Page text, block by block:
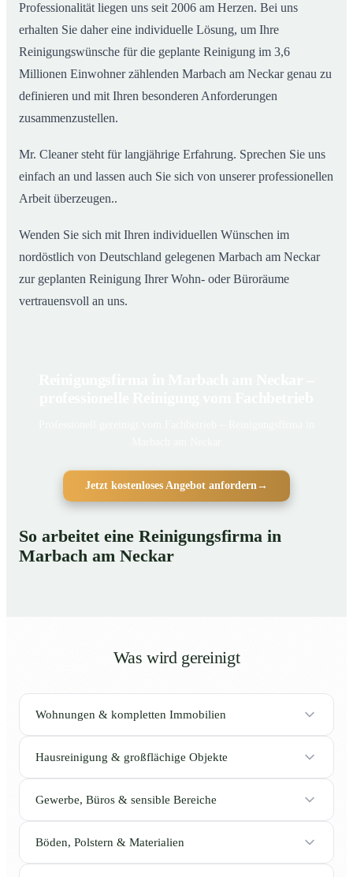
Professionalität liegen uns seit 2006 am Herzen. Bei uns
erhalten Sie daher eine individuelle Lösung, um Ihre
Reinigungswünsche für die geplante Reinigung im 3,6
Millionen Einwohner zählenden Marbach am Neckar genau zu
definieren und mit Ihren besonderen Anforderungen
zusammenzustellen.
Mr. Cleaner steht für langjährige Erfahrung. Sprechen Sie uns
einfach an und lassen auch Sie sich von unserer professionellen
Arbeit überzeugen..
Wenden Sie sich mit Ihren individuellen Wünschen im
nordöstlich von Deutschland gelegenen Marbach am Neckar
zur geplanten Reinigung Ihrer Wohn- oder Büroräume
vertrauensvoll an uns.
Jetzt kostenloses Angebot anfordern→
So arbeitet eine Reinigungsfirma in
Marbach am Neckar
Was wird gereinigt
Wohnungen & kompletten Immobilien
Hausreinigung & großflächige Objekte
Gewerbe, Büros & sensible Bereiche
Böden, Polstern & Materialien